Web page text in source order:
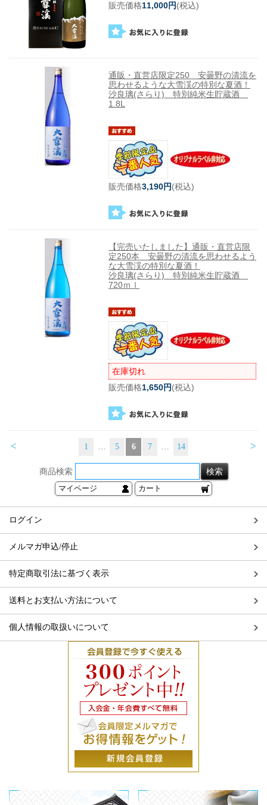
販売価格11,000円(税込)
通販・直営店限定250 安曇野の清流を
思わせるような大雪渓の特別な夏酒！
沙良璃(さらり) 特別純米生貯蔵酒
1.8L
販売価格3,190円(税込)
【完売いたしました】通販・直営店限
定250本 安曇野の清流を思わせるよう
な大雪渓の特別な夏酒！
沙良璃(さらり) 特別純米生貯蔵酒
720ｍｌ
在庫切れ
販売価格1,650円(税込)
< >
1 5 6 7 14
商品検索
マイページ カート
ログイン
メルマガ申込/停止
特定商取引法に基づく表示
送料とお支払い方法について
個人情報の取扱いについて